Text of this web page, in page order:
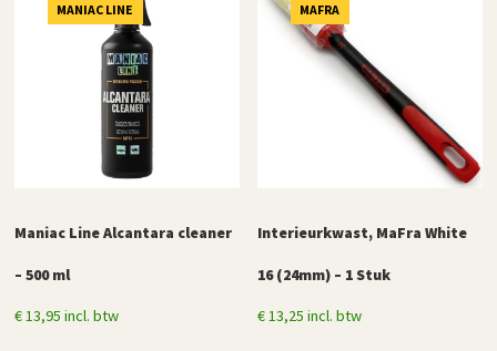
MANIAC LINE
Maniac Line Alcantara cleaner
– 500 ml
€13,95 incl. btw
MAFRA
Interieurkwast, MaFra White
16 (24mm) – 1 Stuk
€13,25 incl. btw